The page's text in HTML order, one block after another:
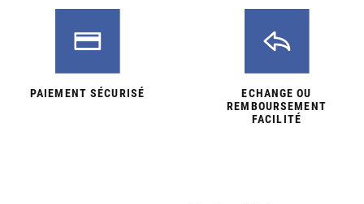
PAIEMENT SÉCURISÉ
ECHANGE OU
REMBOURSEMENT
FACILITÉ